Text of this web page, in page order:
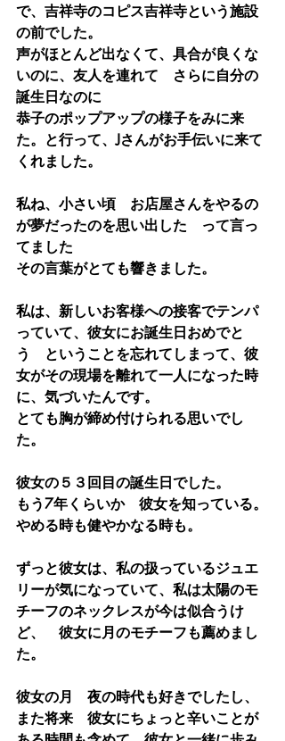
で、吉祥寺のコピス吉祥寺という施設
の前でした。
声がほとんど出なくて、具合が良くな
いのに、友人を連れて　さらに自分の
誕生日なのに
恭子のポップアップの様子をみに来
た。と行って、Jさんがお手伝いに来て
くれました。
私ね、小さい頃　お店屋さんをやるの
が夢だったのを思い出した　って言っ
てました
その言葉がとても響きました。
私は、新しいお客様への接客でテンパ
っていて、彼女にお誕生日おめでと
う　ということを忘れてしまって、彼
女がその現場を離れて一人になった時
に、気づいたんです。
とても胸が締め付けられる思いでし
た。
彼女の５３回目の誕生日でした。
もう7年くらいか　彼女を知っている。
やめる時も健やかなる時も。
ずっと彼女は、私の扱っているジュエ
リーが気になっていて、私は太陽のモ
チーフのネックレスが今は似合うけ
ど、　彼女に月のモチーフも薦めまし
た。
彼女の月　夜の時代も好きでしたし、
また将来　彼女にちょっと辛いことが